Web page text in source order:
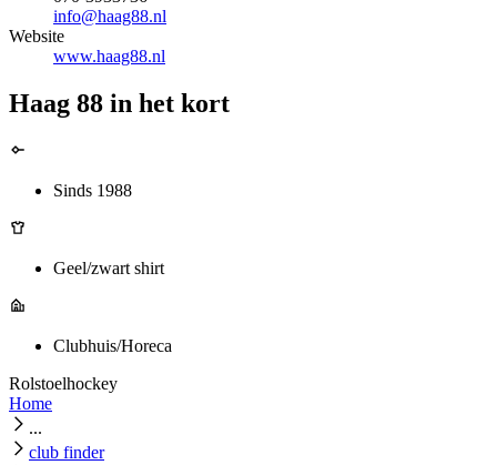
info@haag88.nl
Website
www.haag88.nl
Haag 88 in het kort
Sinds 1988
Geel/zwart shirt
Clubhuis/Horeca
Rolstoelhockey
Home
...
club finder